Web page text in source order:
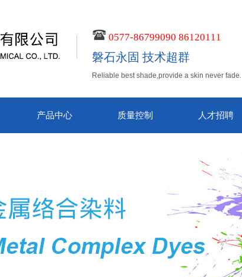
0577-86799090 86120111
磐石永固 技术超群
Reliable best shade,provide a skin never fade.
产品中心 质量控制 人才招聘